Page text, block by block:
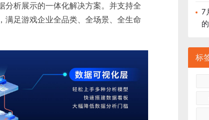
分析展示的一体化解决方案。并支持全
满足游戏企业全品类、全场景、全生命
7
标